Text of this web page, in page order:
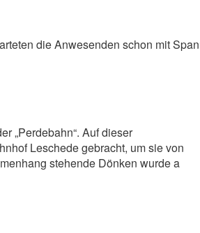
die Anwesenden schon mit
„Perdebahn“. Auf dieser
Leschede gebracht, um sie von
stehende Dönken wurde a